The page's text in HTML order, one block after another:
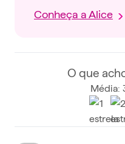
Conheça a Alice
O que
Média: